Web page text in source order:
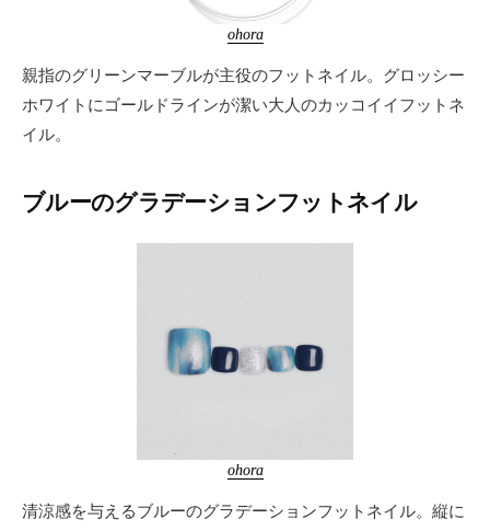
ohora
親指のグリーンマーブルが主役のフットネイル。グロッシー
ホワイトにゴールドラインが潔い大人のカッコイイフットネ
イル。
ブルーのグラデーションフットネイル
ohora
清涼感を与えるブルーのグラデーションフットネイル。縦に